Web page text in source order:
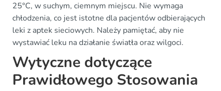
25°C, w suchym, ciemnym miejscu. Nie wymaga
chłodzenia, co jest istotne dla pacjentów odbierających
leki z aptek sieciowych. Należy pamiętać, aby nie
wystawiać leku na działanie światła oraz wilgoci.
Wytyczne dotyczące
Prawidłowego Stosowania